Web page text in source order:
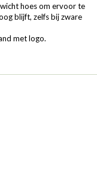
hoes om ervoor te
blijft, zelfs bij zware
met logo.